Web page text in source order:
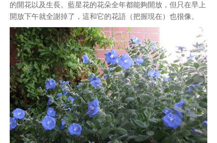
的開花以及生長。藍星花的花朵全年都能夠開放，但只在早上
開放下午就全謝掉了，這和它的花語（把握現在）也很像。